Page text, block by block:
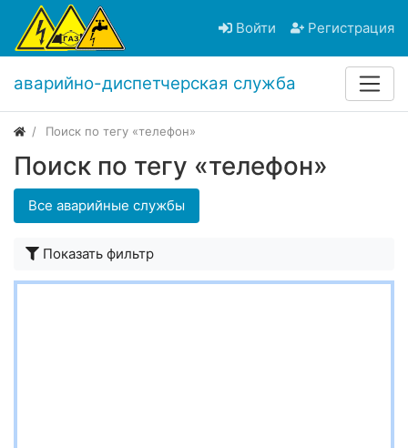
Войти Регистрация
аварийно-диспетчерская служба
Поиск по тегу «телефон»
Поиск по тегу «телефон»
Все аварийные службы
Показать фильтр